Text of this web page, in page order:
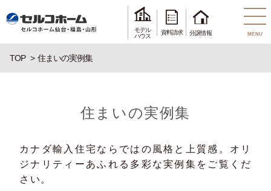
モデル
ハウス
資料請求 分譲情報 MENU
TOP 住まいの実例集
住まいの実例集
カナダ輸入住宅ならではの風格と上質感。オリ
ジナリティーあふれる多彩な実例集をご覧くだ
さい。